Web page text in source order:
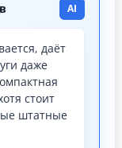
AI
даёт
даже
стоит
штатные